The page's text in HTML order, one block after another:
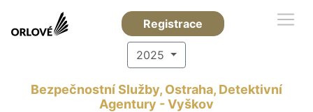
Registrace
2025
Bezpečnostní Služby, Ostraha, Detektivní
Agentury - Vyškov